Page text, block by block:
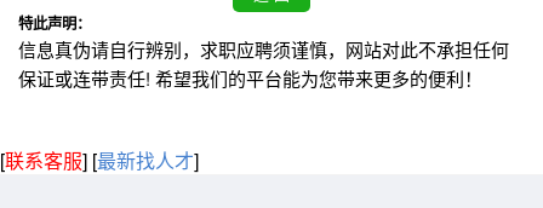
特此声明：
信息真伪请自行辨别，求职应聘须谨慎，网站对此不承担任何
保证或连带责任! 希望我们的平台能为您带来更多的便利！
[联系客服] [最新找人才]